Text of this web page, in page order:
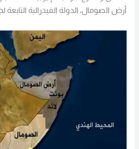
أرض الصومال، الدولة الفيدرالية